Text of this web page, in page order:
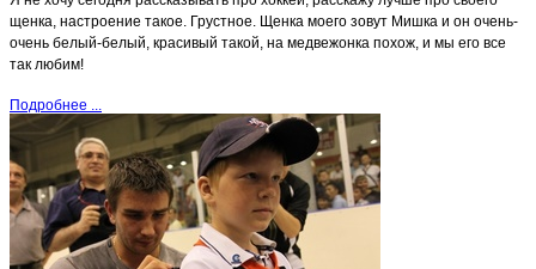
щенка, настроение такое. Грустное. Щенка моего зовут Мишка и он очень-
очень белый-белый, красивый такой, на медвежонка похож, и мы его все
так любим!
Подробнее ...